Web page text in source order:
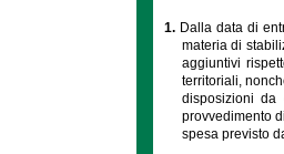
1. Dalla data di
materia di
aggiuntivi
territoriali,
disposizioni da
provvedimento
spesa previsto